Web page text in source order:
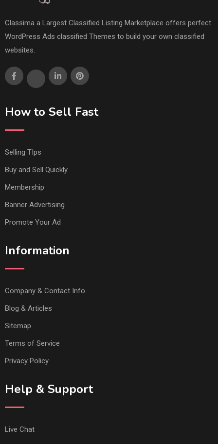
Classima a Largest Classified Listing Marketplace offers perfect
WordPress Ads classified Themes to build your own classified
websites.
How to Sell Fast
Selling TIps
Buy and Sell Quickly
Membership
Banner Advertising
Promote Your Ad
Information
Company & Contact Info
Blog & Articles
Sitemap
Terms of Service
Privacy Policy
Help & Support
Live Chat